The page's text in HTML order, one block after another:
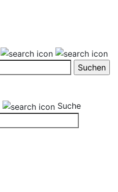
Suche